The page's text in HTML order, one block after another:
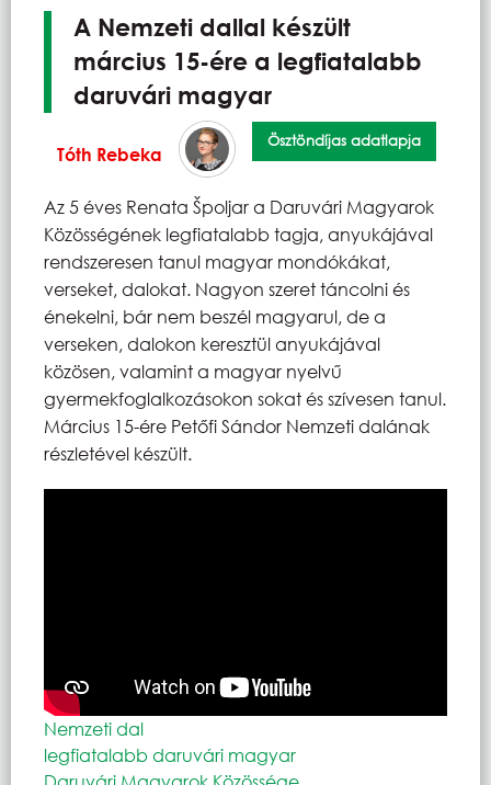
A Nemzeti dallal készült
március 15-ére a legfiatalabb
daruvári magyar
Tóth Rebeka
Ösztöndíjas adatlapja
Az 5 éves Renata Špoljar a Daruvári Magyarok
Közösségének legfiatalabb tagja, anyukájával
rendszeresen tanul magyar mondókákat,
verseket, dalokat. Nagyon szeret táncolni és
énekelni, bár nem beszél magyarul, de a
verseken, dalokon keresztül anyukájával
közösen, valamint a magyar nyelvű
gyermekfoglalkozásokon sokat és szívesen tanul.
Március 15-ére Petőfi Sándor Nemzeti dalának
részletével készült.
Nemzeti dal
legfiatalabb daruvári magyar